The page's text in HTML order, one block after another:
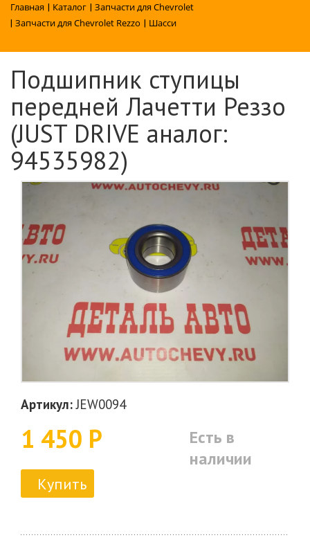
Главная | Каталог | Запчасти для Chevrolet
| Запчасти для Chevrolet Rezzo | Шасси
Подшипник ступицы
передней Лачетти Реззо
(JUST DRIVE аналог:
94535982)
Артикул:JEW0094
1 450 Р
Есть в
наличии
Купить